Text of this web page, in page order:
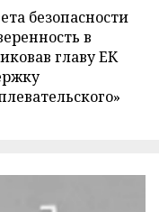
безопасности
в
главу ЕК